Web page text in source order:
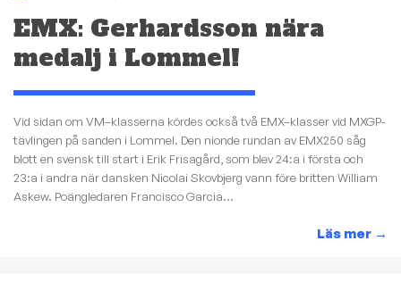
EMX: Gerhardsson nära
medalj i Lommel!
Vid sidan om VM–klasserna kördes också två EMX–klasser vid MXGP-
tävlingen på sanden i Lommel. Den nionde rundan av EMX250 såg
blott en svensk till start i Erik Frisagård, som blev 24:a i första och
23:a i andra när dansken Nicolai Skovbjerg vann före britten William
Askew. Poängledaren Francisco Garcia...
Läs mer →